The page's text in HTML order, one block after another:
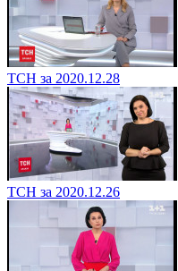
ТСН за 2020.12.28
ТСН за 2020.12.26